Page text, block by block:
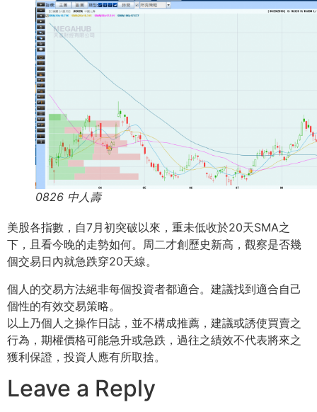
0826 中人壽
美股各指數，自7月初突破以來，重未低收於20天SMA之
下，且看今晚的走勢如何。周二才創歷史新高，觀察是否幾
個交易日內就急跌穿20天線。
個人的交易方法絕非每個投資者都適合。建議找到適合自己
個性的有效交易策略。
以上乃個人之操作日誌，並不構成推薦，建議或誘使買賣之
行為，期權價格可能急升或急跌，過往之績效不代表將來之
獲利保證，投資人應有所取捨。
Leave a Reply